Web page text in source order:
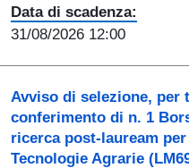
Data di scadenza:
31/08/2026 12:00
Avviso di selezione,
conferimento di n. 1
ricerca post-lauream
Tecnologie Agrarie